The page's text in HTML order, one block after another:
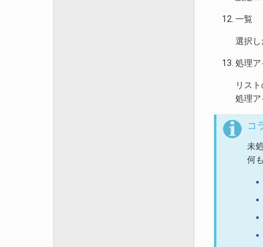
一覧
選択し
処理ア
リス
処理ア
コ
未
何